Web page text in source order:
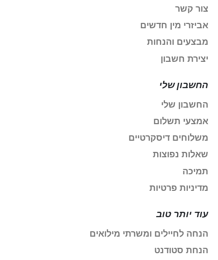
צור קשר
אביזרי מין חדשים
מבצעים והנחות
יצירת חשבון
החשבון שלי
החשבון שלי
אמצעי תשלום
משלוחים דיסקרטיים
שאלות נפוצות
תמיכה
מדיניות פרטיות
עוד יותר טוב
הנחה לחיילים ומשרתי מילואים
הנחת סטודנט